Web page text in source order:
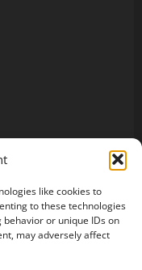
like cookies to
to these technologies
or unique IDs on
may adversely affect